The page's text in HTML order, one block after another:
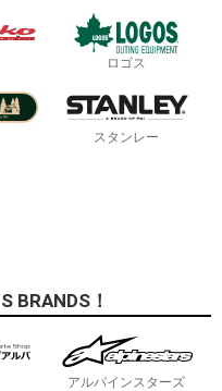
ロゴス
スタンレー
BRANDS！
アルパインスターズ